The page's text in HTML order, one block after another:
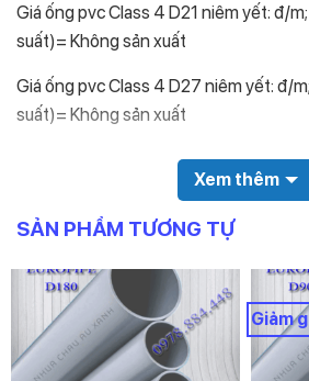
Giá ống pvc Class 4 D21 niêm yết: đ/
suất)= Không sản xuất
Giá ống pvc Class 4 D27 niêm yết: đ/
suất)= Không sản xuất
Giá ống pvc Class 4 D34 niêm yết:
Giá ống pvc Class 4 D42 niêm yết:
Giá ống pvc Class 4 D48 niêm yết:
3.6mm; Pn(áp suất)=16
Xem thêm
SẢN PHẨM TƯƠNG TỰ
Giảm